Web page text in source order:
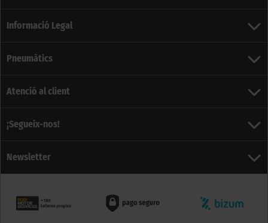
Informació Legal
Pneumàtics
Atenció al client
¡Segueix-nos!
Newsletter